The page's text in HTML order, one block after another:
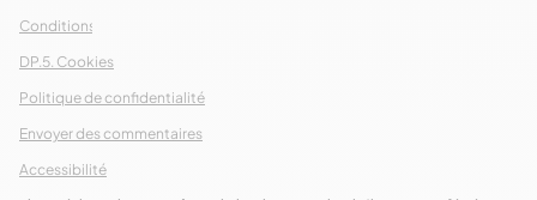
Conditions Générales de Ventes
DP.5. Cookies
Politique de confidentialité
Envoyer des commentaires
Accessibilité